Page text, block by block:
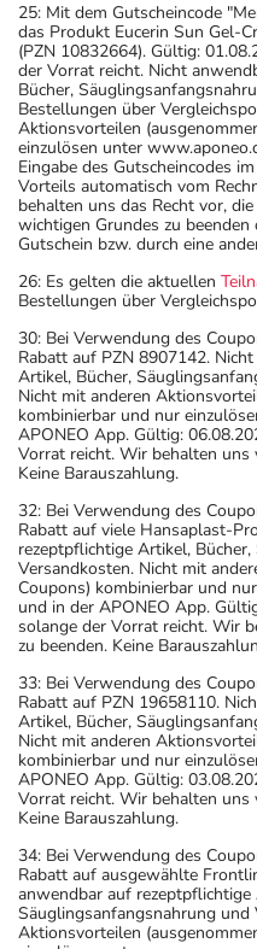
25: Mit dem Gutscheincode
das Produkt Eucerin Sun Gel-
(PZN 10832664). Gültig:
der Vorrat reicht. Nicht
Bücher,
Bestellungen über
Aktionsvorteilen
einzulösen unter
Eingabe des Gutscheincodes
Vorteils automatisch vom
behalten uns das Recht vor,
wichtigen Grundes zu
Gutschein bzw. durch eine
26: Es gelten die aktuellen
Bestellungen über
30: Bei Verwendung des
Rabatt auf PZN 8907142.
Artikel, Bücher,
Nicht mit anderen
kombinierbar und nur
APONEO App. Gültig:
Vorrat reicht. Wir behalten
Keine Barauszahlung.
32: Bei Verwendung des
Rabatt auf viele Hansaplast-
rezeptpflichtige Artikel,
Versandkosten. Nicht mit
Coupons) kombinierbar und
und in der APONEO App.
solange der Vorrat reicht. Wir
zu beenden. Keine
33: Bei Verwendung des
Rabatt auf PZN 19658110.
Artikel, Bücher,
Nicht mit anderen
kombinierbar und nur
APONEO App. Gültig:
Vorrat reicht. Wir behalten
Keine Barauszahlung.
34: Bei Verwendung des
Rabatt auf ausgewählte
anwendbar auf rezeptpflichtige
Säuglingsanfangsnahrung und
Aktionsvorteilen